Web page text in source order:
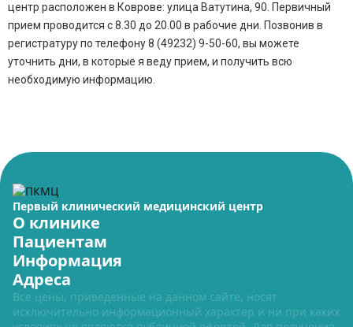
центр расположен в Коврове: улица Ватутина, 90. Первичный
прием проводится с 8.30 до 20.00 в рабочие дни. Позвонив в
регистратуру по телефону 8 (49232) 9-50-60, вы можете
уточнить дни, в которые я веду прием, и получить всю
необходимую информацию.
Первый клинический медицинский центр
О клинике
Пациентам
Информация
Адреса
Все цены, приведенные на данном сайте, носят
исключительно информационный характер и ни при каких